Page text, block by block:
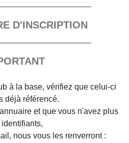
D'INSCRIPTION
à la base, vérifiez que celui-ci
déjà référencé.
et que vous n'avez plus
nous vous les renverront :